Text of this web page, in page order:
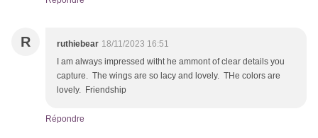
R ruthiebear 18/11/2023 16:51
I am always impressed witht he ammont of clear details you
capture. The wings are so lacy and lovely. THe colors are
lovely. Friendship
Répondre